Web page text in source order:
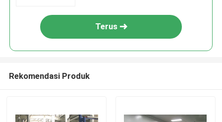
Terus
Rekomendasi Produk